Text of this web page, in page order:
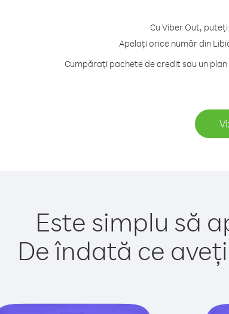
Cu Viber Out,
Apelați orice număr din
Cumpărați pachete de credit sau un
Este simplu să
De îndată ce